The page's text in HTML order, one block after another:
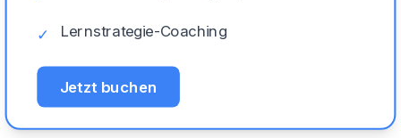
✓ Lernstrategie-Coaching
Jetzt buchen